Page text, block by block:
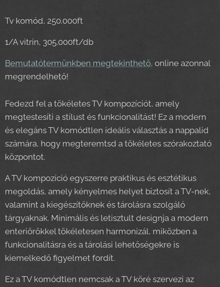
Tv komód, 250.000ft
1/A vitrin, 305.000ft/db
Bemutatótermünkben megtekinthető, online azonnal
megrendelhető!
Fedezd fel a tökéletes TV kompozíciót, amely
megtestesíti a stílust és funkcionalitást! Ez a modern
és elegáns TV komódtlen ideális választás a nappalid
számára, hogy megteremtsd a tökéletes szórakoztató
központot.
A TV kompozíció egyszerre praktikus és esztétikus
megoldás, amely kényelmes helyet biztosít a TV-nek,
valamint a kiegészítőknek és tárolásra szolgáló
tárgyaknak. Minimális és letisztult designja a modern
enteriőrökkel tökéletesen harmonizál, miközben a
funkcionalitásra és a tárolási lehetőségekre is
kiemelkedő figyelmet fordít.
Ez a TV komódtlen nemcsak a TV köré szervezi az